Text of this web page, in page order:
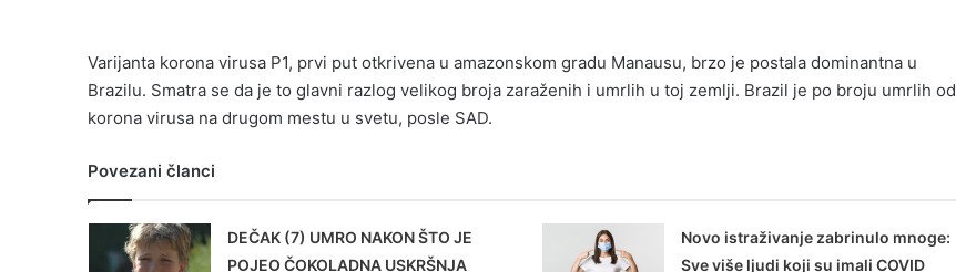
Varijanta korona virusa P1, prvi put otkrivena u amazonskom gradu Manausu, brzo je postala dominantna u
Brazilu. Smatra se da je to glavni razlog velikog broja zaraženih i umrlih u toj zemlji. Brazil je po broju umrlih od
korona virusa na drugom mestu u svetu, posle SAD.
Povezani članci
DEČAK (7) UMRO NAKON ŠTO JE
POJEO ČOKOLADNA USKRŠNJA
Novo istraživanje zabrinulo mnoge:
Sve više ljudi koji su imali COVID